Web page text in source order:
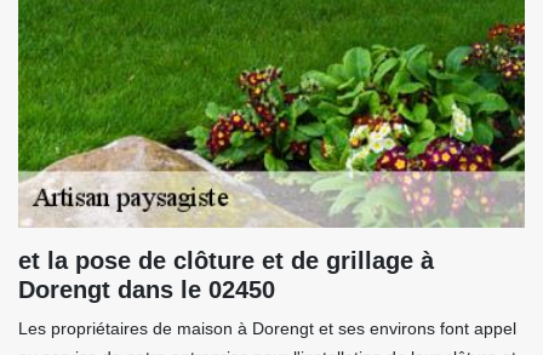
et la pose de clôture et de grillage à
Dorengt dans le 02450
Les propriétaires de maison à Dorengt et ses environs font appel